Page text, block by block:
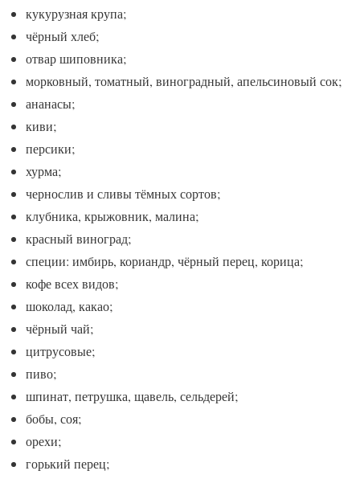
кукурузная крупа;
чёрный хлеб;
отвар шиповника;
морковный, томатный, виноградный, апельсиновый сок;
ананасы;
киви;
персики;
хурма;
чернослив и сливы тёмных сортов;
клубника, крыжовник, малина;
красный виноград;
специи: имбирь, кориандр, чёрный перец, корица;
кофе всех видов;
шоколад, какао;
чёрный чай;
цитрусовые;
пиво;
шпинат, петрушка, щавель, сельдерей;
бобы, соя;
орехи;
горький перец;